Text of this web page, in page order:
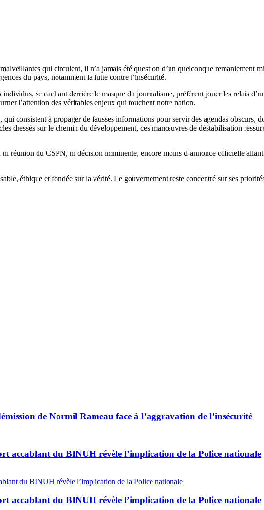
qui circulent, il n’a jamais été question d’un quelconque remaniement
du pays, notamment la lutte contre l’insécurité.
individus, se cachant derrière le masque du journalisme, préfèrent jouer les relais
l’attention des véritables enjeux qui touchent notre nation.
qui consistent à propager de fausses informations pour servir des agendas obscurs,
dressés sur le chemin du développement, ces manœuvres de déstabilisation
réunion du CSPN, ni décision imminente, encore moins d’annonce officielle
éthique et fondée sur la vérité. Le gouvernement reste concentré sur ses
de Normil Rameau face à l’aggravation de l’insécurité
accablant du BINUH révèle l’implication de la Police nationale
accablant du BINUH révèle l’implication de la Police nationale